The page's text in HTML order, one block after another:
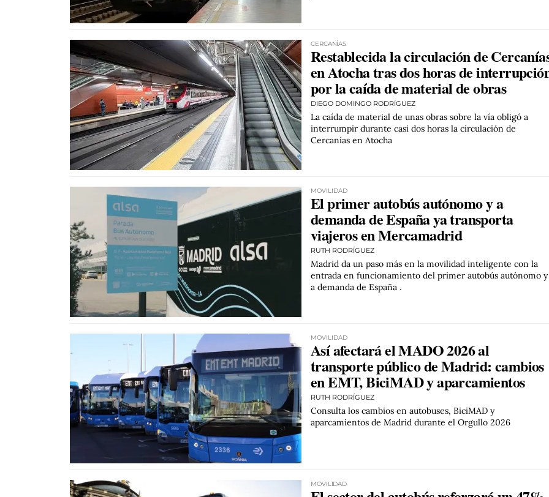
CERCANÍAS
Restablecida la circulación de
en Atocha tras dos horas de
por la caída de material de obras
DIEGO DOMINGO RODRÍGUEZ
La caída de material de unas obras sobre la vía obligó a
interrumpir durante casi dos horas la circulación de
Cercanías en Atocha
MOVILIDAD
El primer autobús autónomo y a
demanda de España ya transporta
viajeros en Mercamadrid
RUTH RODRÍGUEZ
Madrid da un paso más en la movilidad inteligente con la
entrada en funcionamiento del primer autobús autónomo y
a demanda de España .
MOVILIDAD
Así afectará el MADO 2026 al
transporte público de Madrid: cambios
en EMT, BiciMAD y aparcamientos
RUTH RODRÍGUEZ
Consulta los cambios en autobuses, BiciMAD y
aparcamientos de Madrid durante el Orgullo 2026
MOVILIDAD